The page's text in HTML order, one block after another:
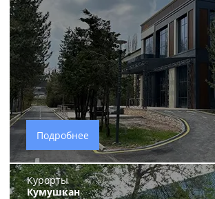
Подробнее
Курорты
Кумушкан